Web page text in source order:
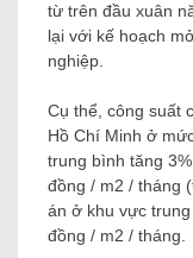
từ trên đầu xuân
lại với kế hoạch
nghiệp.
Cụ thể, công suất
Hồ Chí Minh ở
trung bình tăng
đồng / m2 / tháng
án ở khu vực
đồng / m2 / tháng.